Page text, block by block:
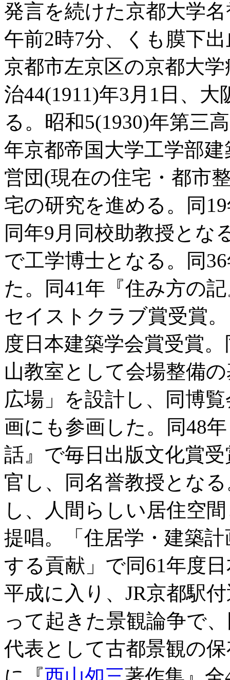
発言を続けた京都大学
午前2時7分、くも膜下
京都市左京区の京都大
治44(1911)年3月1日、
る。昭和5(1930)年第三
年京都帝国大学工学部
営団(現在の住宅・都市
宅の研究を進める。同
同年9月同校助教授とな
で工学博士となる。同
た。同41年『住み方の
セイストクラブ賞受賞
度日本建築学会賞受賞
山教室として会場整備
広場」を設計し、同博
画にも参画した。同48
話』で毎日出版文化賞
官し、同名誉教授とな
し、人間らしい居住空
提唱。「住居学・建築
する貢献」で同61年度
平成に入り、JR京都駅
って起きた景観論争で
代表として古都景観の